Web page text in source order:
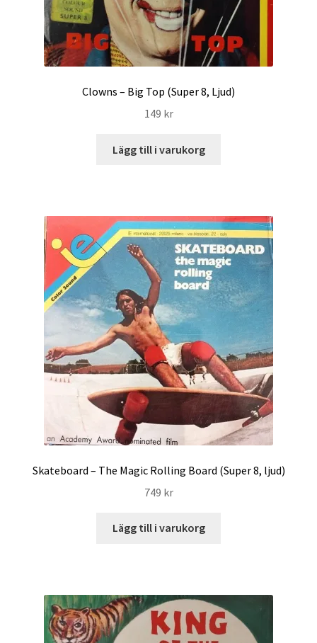
Clowns – Big Top (Super 8, Ljud)
149 kr
Lägg till i varukorg
Skateboard – The Magic Rolling Board (Super 8, ljud)
749 kr
Lägg till i varukorg